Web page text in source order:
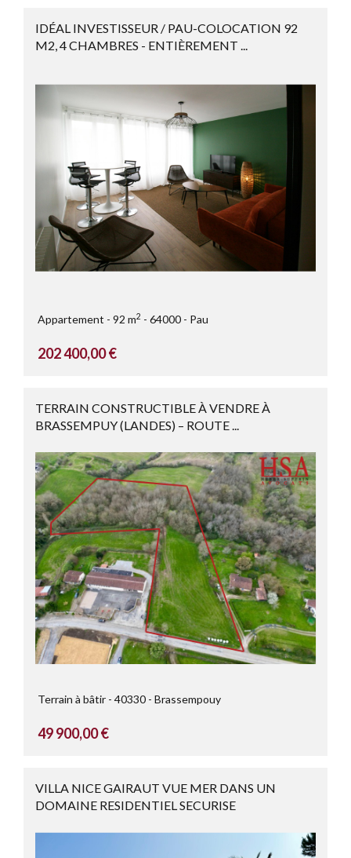
IDÉAL INVESTISSEUR / PAU-COLOCATION 92
M2, 4 CHAMBRES - ENTIÈREMENT ...
Appartement 92 m2 64000 Pau
202 400,00 €
TERRAIN CONSTRUCTIBLE À VENDRE À
BRASSEMPUY (LANDES) – ROUTE ...
Terrain à bâtir 40330 Brassempouy
49 900,00 €
VILLA NICE GAIRAUT VUE MER DANS UN
DOMAINE RESIDENTIEL SECURISE